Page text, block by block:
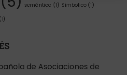
semántica (1) Símbolico (1)
(1)
de Asociaciones de